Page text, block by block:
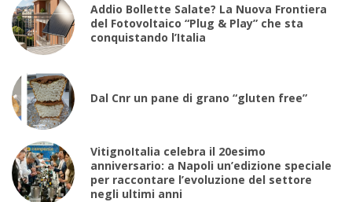
Addio Bollette Salate? La Nuova Frontiera
del Fotovoltaico “Plug & Play” che sta
conquistando l’Italia
Dal Cnr un pane di grano “gluten free”
VitignoItalia celebra il 20esimo
anniversario: a Napoli un’edizione speciale
per raccontare l’evoluzione del settore
negli ultimi anni